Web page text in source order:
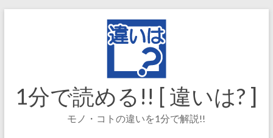
1分で読める!! [ 違いは? ]
モノ・コトの違いを1分で解説!!